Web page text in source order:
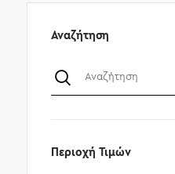
Αναζήτηση
Περιοχή Τιμών